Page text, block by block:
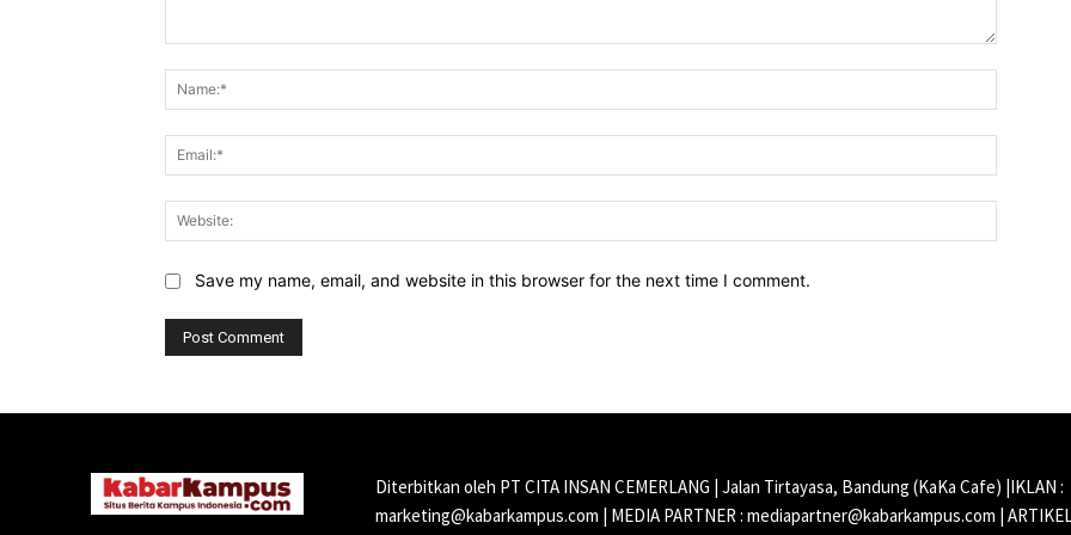
Save my name, email, and website in this browser for the next time I comment.
Diterbitkan oleh PT CITA INSAN CEMERLANG | Jalan Tirtayasa, Bandung (KaKa Cafe) |IKLAN :
marketing@kabarkampus.com | MEDIA PARTNER : mediapartner@kabarkampus.com |